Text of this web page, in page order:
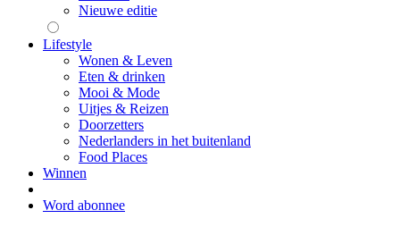
Nieuwe editie
Lifestyle
Wonen & Leven
Eten & drinken
Mooi & Mode
Uitjes & Reizen
Doorzetters
Nederlanders in het buitenland
Food Places
Winnen
Word abonnee